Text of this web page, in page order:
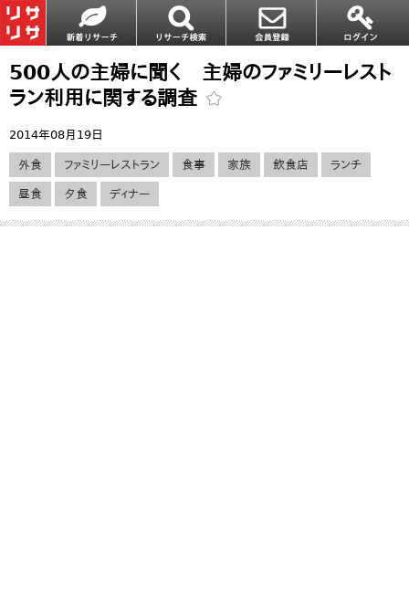
500人の主婦に聞く 主婦のファミリーレスト
ラン利用に関する調査
2014年08月19日
外食 ファミリーレストラン 食事 家族 飲食店 ランチ
昼食 夕食 ディナー